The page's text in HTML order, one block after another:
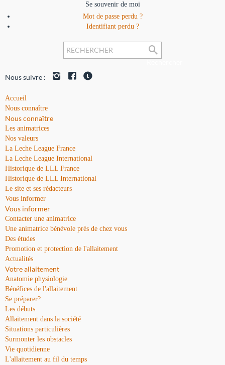
Se souvenir de moi
Mot de passe perdu ?
Identifiant perdu ?
Nous suivre :
Accueil
Nous connaître
Nous connaître
Les animatrices
Nos valeurs
La Leche League France
La Leche League International
Historique de LLL France
Historique de LLL International
Le site et ses rédacteurs
Vous informer
Vous informer
Contacter une animatrice
Une animatrice bénévole près de chez vous
Des études
Promotion et protection de l'allaitement
Actualités
Votre allaitement
Anatomie physiologie
Bénéfices de l'allaitement
Se préparer?
Les débuts
Allaitement dans la société
Situations particulières
Surmonter les obstacles
Vie quotidienne
L'allaitement au fil du temps